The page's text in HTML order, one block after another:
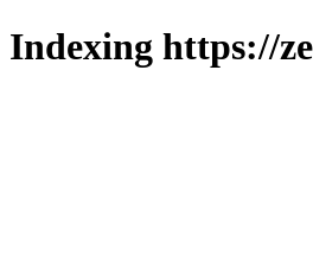
Indexing https://